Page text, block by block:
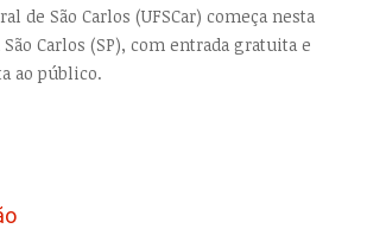
de São Carlos (UFSCar) começa nesta
Carlos (SP), com entrada gratuita e
ao público.